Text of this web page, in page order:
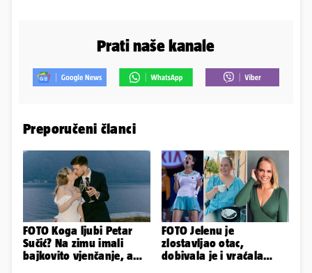
Prati naše kanale
Preporučeni članci
FOTO Koga ljubi Petar
Sučić? Na zimu imali
bajkovito vjenčanje, a
FOTO Jelenu je
zlostavljao otac,
dobivala je i vraćala